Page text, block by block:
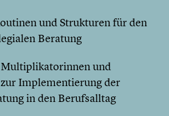
und Strukturen für den
Beratung
und
Implementierung der
in den Berufsalltag